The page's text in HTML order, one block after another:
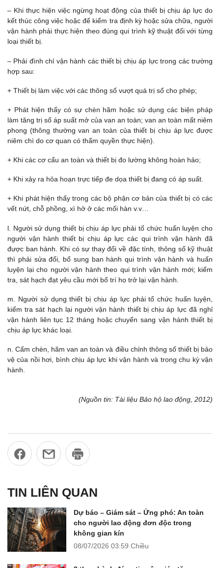
– Khi thực hiện việc ngừng hoạt động của thiết bị chịu áp lực do
kết thúc công việc hoặc để kiểm tra định kỳ hoặc sửa chữa, người
vận hành phải thực hiện theo đúng qui trình kỹ thuật đối với từng
loại thiết bị.
– Phải đình chỉ vận hành các thiết bị chịu áp lực trong các trường
hợp sau:
+ Thiết bị làm việc với các thông số vượt quá trị số cho phép;
+ Phát hiện thấy có sự chèn hãm hoặc sử dụng các biện pháp
làm tăng trị số áp suất mở của van an toàn; van an toàn mất niêm
phong (thông thường van an toàn của thiết bị chịu áp lực được
niêm chì do cơ quan có thẩm quyền thực hiện).
+ Khi các cơ cấu an toàn và thiết bị đo lường không hoàn hảo;
+ Khi xảy ra hỏa hoạn trực tiếp đe dọa thiết bị đang có áp suất.
+ Khi phát hiện thấy trong các bộ phận cơ bản của thiết bị có các
vết nứt, chỗ phồng, xì hở ở các mối hàn v.v…
l. Người sử dụng thiết bị chịu áp lực phải tổ chức huấn luyện cho
người vận hành thiết bị chịu áp lực các qui trình vận hành đã
được ban hành. Khi có sự thay đổi về đặc tính, thông số kỹ thuật
thì phải sửa đổi, bổ sung ban hành qui trình vận hành và huấn
luyện lại cho người vận hành theo qui trình vận hành mới; kiểm
tra, sát hạch đạt yêu cầu mới bố trí họ trở lại vận hành.
m. Người sử dụng thiết bị chịu áp lực phải tổ chức huấn luyện,
kiểm tra sát hạch lại người vận hành thiết bị chịu áp lực đã nghỉ
vận hành liên tục 12 tháng hoặc chuyển sang vận hành thiết bị
chịu áp lực khác loại.
n. Cấm chèn, hãm van an toàn và điều chỉnh thông số thiết bị bảo
vệ của nồi hơi, bình chịu áp lực khi vận hành và trong chu kỳ vận
hành.
(Nguồn tin: Tài liệu Bảo hộ lao động, 2012)
TIN LIÊN QUAN
Dự báo – Giám sát – Ứng phó: An toàn
cho người lao động đơn độc trong
không gian kín
08/07/2026 03:59 Chiều